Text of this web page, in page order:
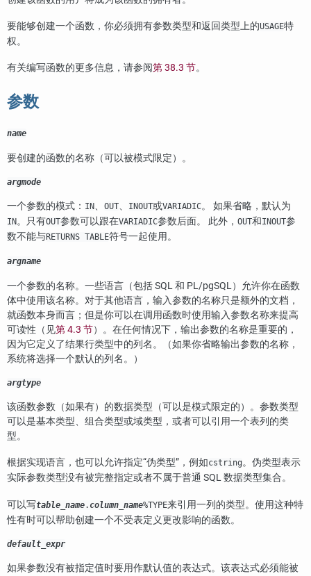
要能够创建一个函数，你必须拥有参数类型和返回类型上的USAGE特
权。
有关编写函数的更多信息，请参阅第 38.3 节。
参数
name
要创建的函数的名称（可以被模式限定）。
argmode
一个参数的模式： IN、 OUT、 INOUT或VARIADIC。 如果省略，默认为
IN。只有OUT参数可以跟在VARIADIC参数后面。 此外， OUT和INOUT参
数不能与RETURNS TABLE符号一起使用。
argname
一个参数的名称。一些语言（包括 SQL 和 PL/pgSQL）允许你在函数
体中使用该名称。对于其他语言，输入参数的名称只是额外的文档，
就函数本身而言；但是你可以在调用函数时使用输入参数名称来提高
可读性（见第 4.3 节）。在任何情况下，输出参数的名称是重要的，
因为它定义了结果行类型中的列名。（如果你省略输出参数的名称，
系统将选择一个默认的列名。）
argtype
该函数参数（如果有）的数据类型（可以是模式限定的）。参数类型
可以是基本类型、组合类型或域类型，或者可以引用一个表列的类
型。
根据实现语言，也可以允许指定“伪类型” ，例如cstring。伪类型表示
实际参数类型没有被完整指定或者不属于普通 SQL 数据类型集合。
可以写table_name. column_name%TYPE来引用一列的类型。使用这种特
性有时可以帮助创建一个不受表定义更改影响的函数。
default_expr
如果参数没有被指定值时要用作默认值的表达式。该表达式必须能被